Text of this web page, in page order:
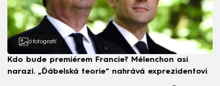
6 fotografií
Kdo bude premiérem Francie? Mélenchon asi
narazí. „Ďábelská teorie“ nahrává exprezidentovi